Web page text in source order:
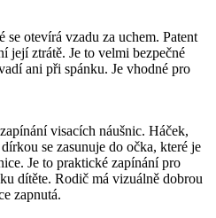
otevírá vzadu za uchem. Patent
její ztrátě. Je to velmi bezpečné
ani při spánku. Je vhodné pro
visacích náušnic. Háček,
se zasunuje do očka, které je
Je to praktické zapínání pro
dítěte. Rodič má vizuálně dobrou
zapnutá.